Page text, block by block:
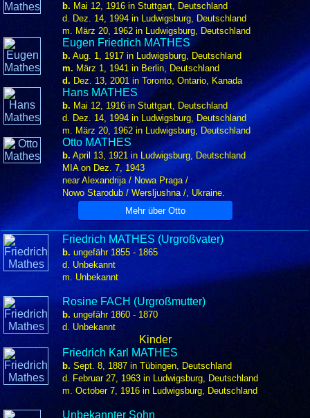
b. Mai 12, 1916 in Stuttgart, Deutschland
d. Dez. 14, 1994 in Ludwigsburg, Deutschland
m. März 20, 1962 in Ludwigsburg, Deutschland
Eugen Friedrich MATHES
b. Aug. 1, 1917 in Ludwigsburg, Deutschland
m. März 1, 1941 in Berlin, Deutschland
d. Dez. 13, 2001 in Toronto, Ontario, Kanada
Hans MATHES
b. Mai 12, 1916 in Stuttgart, Deutschland
d. Dez. 14, 1994 in Ludwigsburg, Deutschland
m. März 20, 1962 in Ludwigsburg, Deutschland
Otto MATHES
b. April 13, 1921 in Ludwigsburg, Deutschland
MIA on Dez. 7, 1943
near Alexandrija / Nowa Praga /
Nowo Starodub / Wersljushna /, Ukraine.
Friedrich MATHES (Urgroßvater)
b. ungefähr 1855 - 1865
d. Unbekannt
m. Unbekannt
Rosine FACH (Urgroßmutter)
b. ungefähr 1860 - 1870
d. Unbekannt
Kinder
Friedrich Karl MATHES
b. Sept. 8, 1887 in Tübingen, Deutschland
d. Februar 27, 1963 in Ludwigsburg, Deutschland
m. October 7, 1916 in Ludwigsburg, Deutschland
Unbekannter Sohn